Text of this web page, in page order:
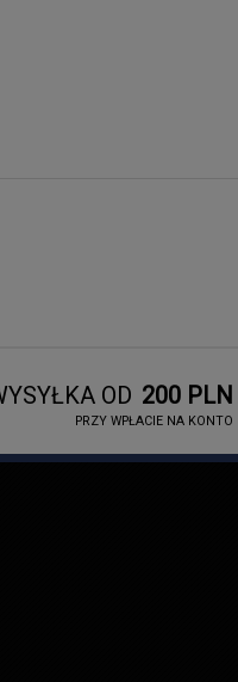
OD 200 PLN
PRZY WPŁACIE NA KONTO